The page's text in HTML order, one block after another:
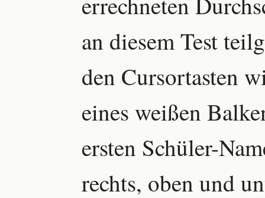
an diesem Test
den Cursortasten
eines weißen
ersten Schüler-
rechts, oben und